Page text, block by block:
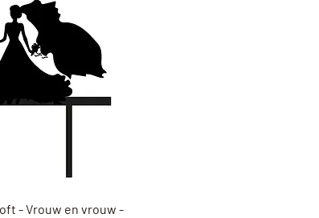
overzicht
- Vrouw en vrouw -